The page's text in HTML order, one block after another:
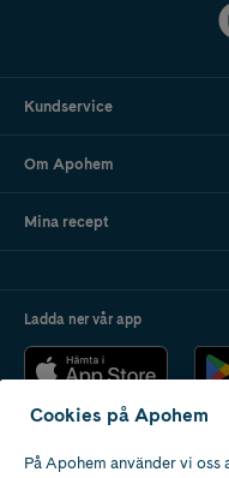
Kundservice
Om Apohem
Mina recept
Ladda ner vår app
Apotek med tillstånd
Cookies på Apohem
På Apohem använder vi